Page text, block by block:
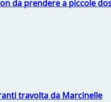
da prendere a piccole
travolta da Marcinelle